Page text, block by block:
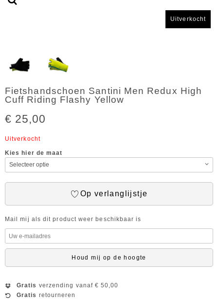
Uitverkocht
Fietshandschoen Santini Men Redux High
Cuff Riding Flashy Yellow
€ 25,00
Uitverkocht
Kies hier de maat
Op verlanglijstje
Mail mij als dit product weer beschikbaar is
Houd mij op de hoogte
Gratis verzending vanaf € 50,00
Gratis retourneren